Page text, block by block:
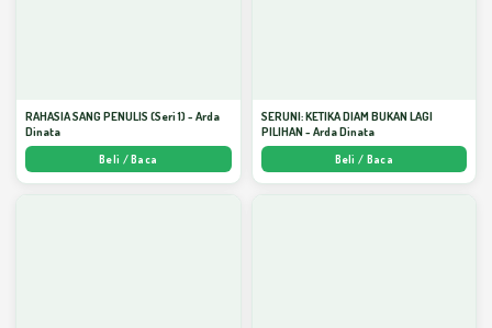
RAHASIA SANG PENULIS (Seri 1) - Arda
Dinata
Beli / Baca
SERUNI: KETIKA DIAM BUKAN LAGI
PILIHAN - Arda Dinata
Beli / Baca